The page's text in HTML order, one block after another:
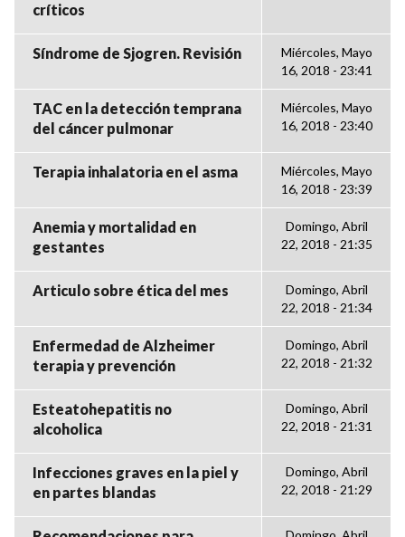
críticos
Síndrome de Sjogren. Revisión
Miércoles, Mayo
16, 2018 - 23:41
TAC en la detección temprana
del cáncer pulmonar
Miércoles, Mayo
16, 2018 - 23:40
Terapia inhalatoria en el asma
Miércoles, Mayo
16, 2018 - 23:39
Anemia y mortalidad en
gestantes
Domingo, Abril
22, 2018 - 21:35
Articulo sobre ética del mes
Domingo, Abril
22, 2018 - 21:34
Enfermedad de Alzheimer
terapia y prevención
Domingo, Abril
22, 2018 - 21:32
Esteatohepatitis no
alcoholica
Domingo, Abril
22, 2018 - 21:31
Infecciones graves en la piel y
en partes blandas
Domingo, Abril
22, 2018 - 21:29